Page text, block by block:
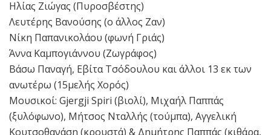
Ηλίας Ζιώγας (Πυροσβέστης)
Λευτέρης Βανούσης (ο άλλος Ζαν)
Νίκη Παπανικολάου (φωνή Γριάς)
Άννα Καμπογιάννου (Ζωγράφος)
Βάσω Παναγή, Εβίτα Τσόδουλου και άλλοι 13 εκ των
ανωτέρω (15μελής Χορός)
Μουσικοί: Gjergji Spiri (βιολί), Μιχαήλ Παππάς
(ξυλόφωνο), Μήτσος Νταλλής (τούμπα), Αγγελική
Κουτσοθανάση (κρουστά) & Δημήτρης Παππάς (κιθάρα,